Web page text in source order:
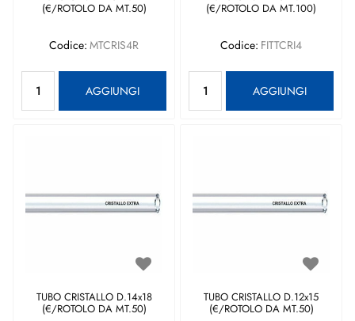
(€/ROTOLO DA MT.50)
Codice: MTCRIS4R
AGGIUNGI
(€/ROTOLO DA MT.100)
Codice: FITTCRI4
AGGIUNGI
TUBO CRISTALLO D.14x18
(€/ROTOLO DA MT.50)
TUBO CRISTALLO D.12x15
(€/ROTOLO DA MT.50)